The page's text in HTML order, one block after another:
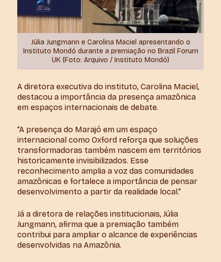
Júlia Jungmann e Carolina Maciel apresentando o
Instituto Mondó durante a premiação no Brazil Forum
UK (Foto: Arquivo / Instituto Mondó)
A diretora executiva do instituto, Carolina Maciel,
destacou a importância da presença amazônica
em espaços internacionais de debate.
“A presença do Marajó em um espaço
internacional como Oxford reforça que soluções
transformadoras também nascem em territórios
historicamente invisibilizados. Esse
reconhecimento amplia a voz das comunidades
amazônicas e fortalece a importância de pensar
desenvolvimento a partir da realidade local.”
Já a diretora de relações institucionais, Júlia
Jungmann, afirma que a premiação também
contribui para ampliar o alcance de experiências
desenvolvidas na Amazônia.